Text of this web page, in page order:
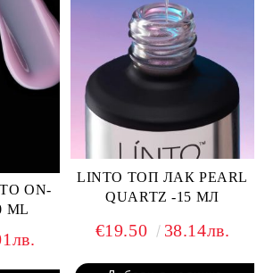
ML
LINTO ТОП ЛАК PEARL
QUARTZ -15 МЛ
€19.50 38.14лв.